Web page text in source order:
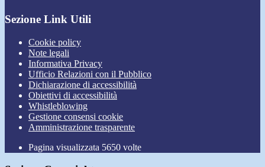
Sezione Link Utili
Cookie policy
Note legali
Informativa Privacy
Ufficio Relazioni con il Pubblico
Dichiarazione di accessibilità
Obiettivi di accessibilità
Whistleblowing
Gestione consensi cookie
Amministrazione trasparente
Pagina visualizzata 5650 volte